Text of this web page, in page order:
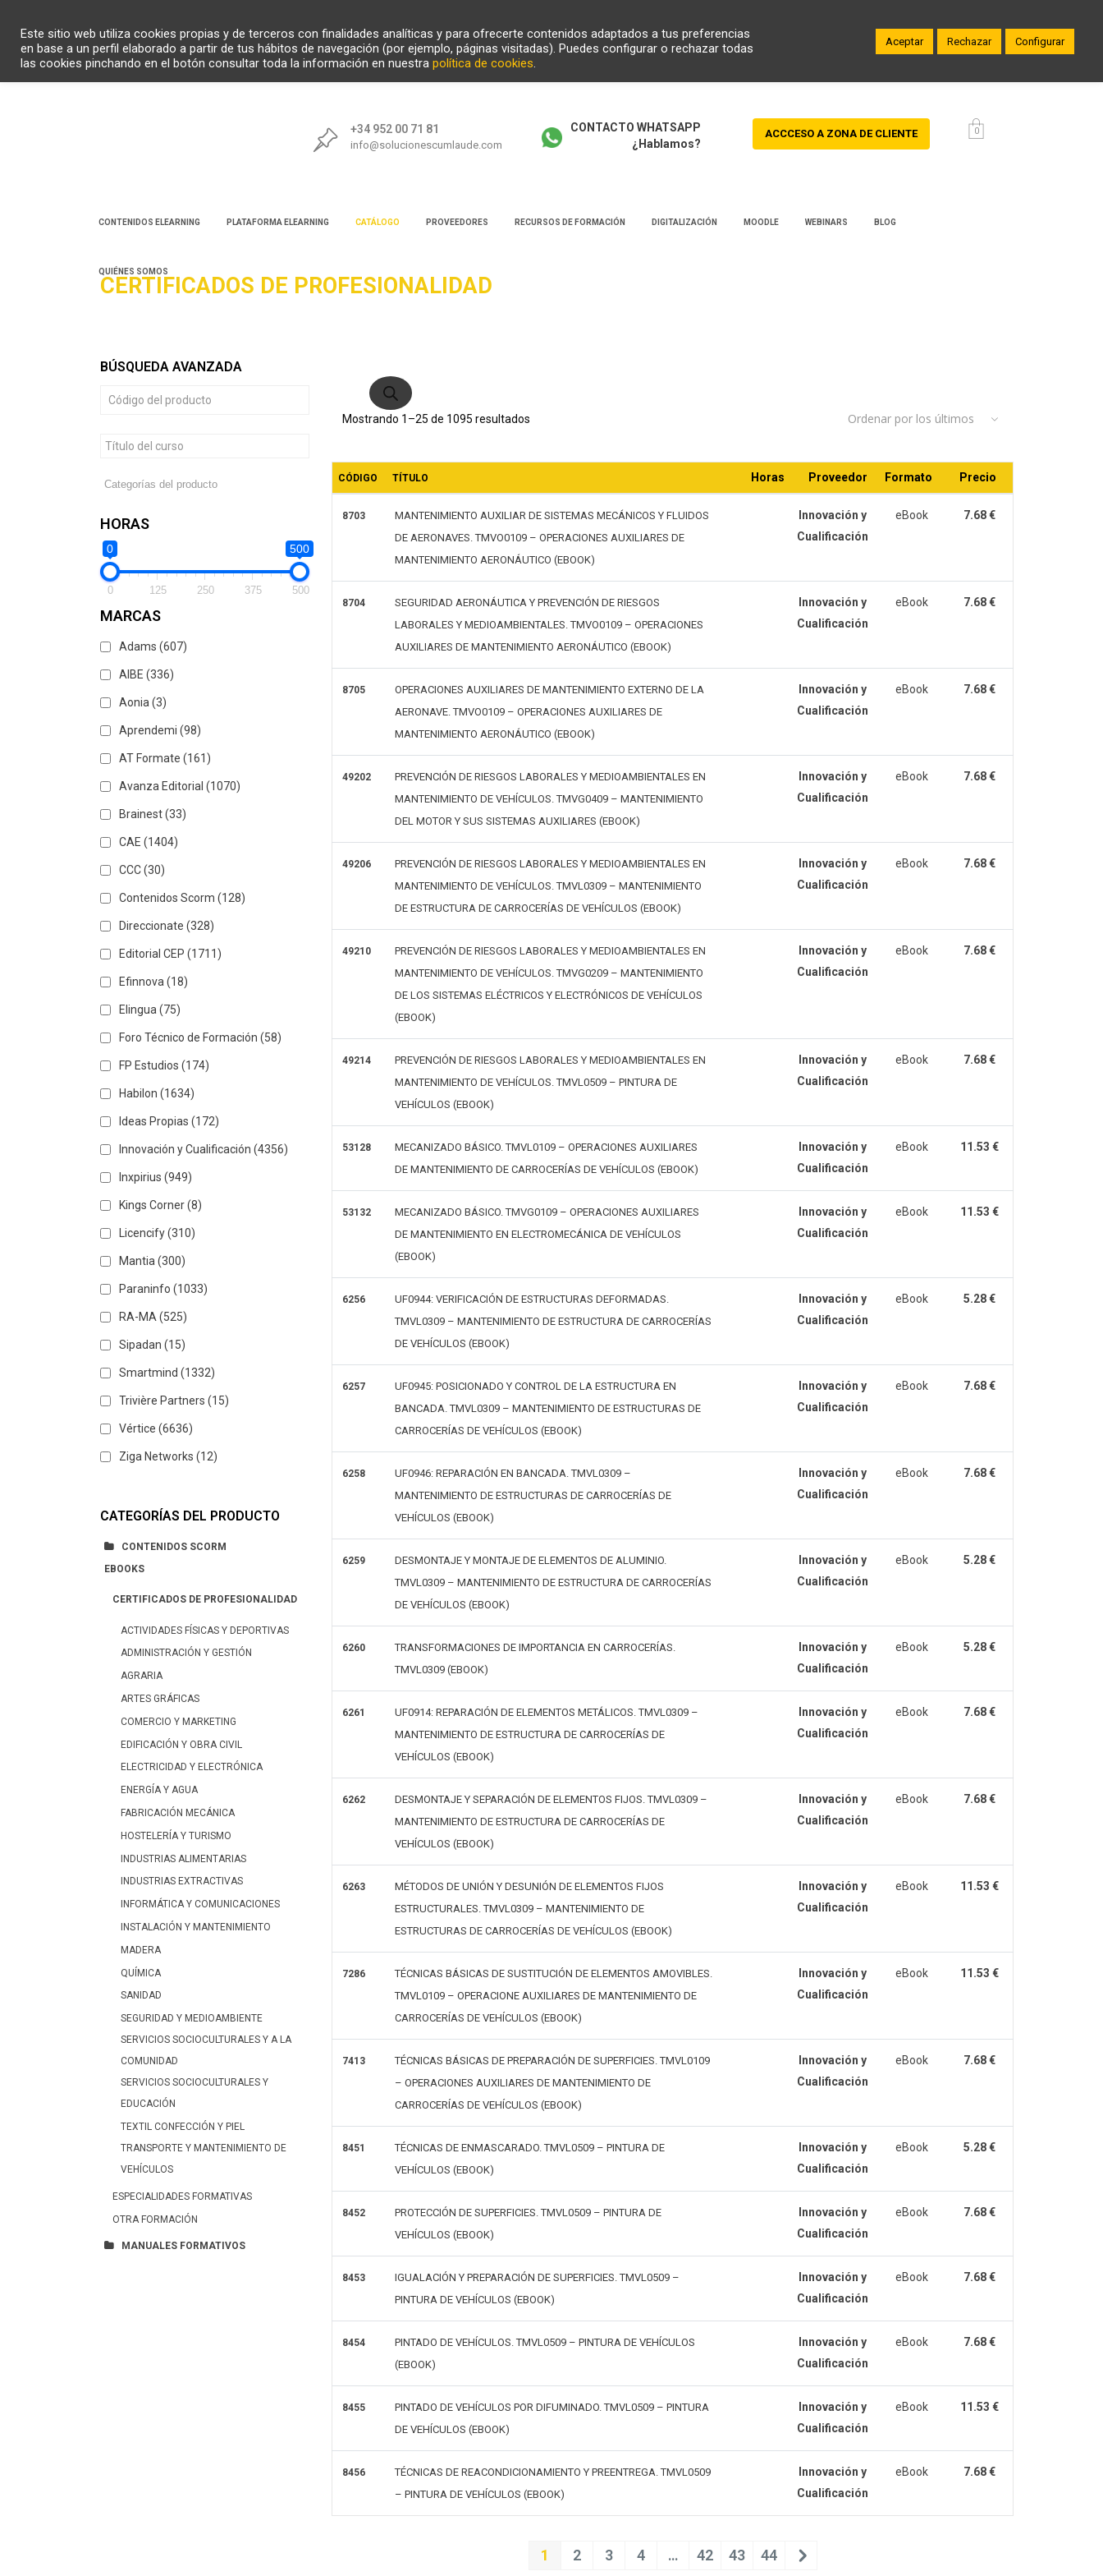
+34 952 00 71 81
info@solucionescumlaude.com
CONTACTO WHATSAPP
¿Hablamos?
ACCCESO A ZONA DE CLIENTE 0
CONTENIDOS ELEARNING PLATAFORMA ELEARNING CATÁLOGO PROVEEDORES RECURSOS DE FORMACIÓN DIGITALIZACIÓN MOODLE WEBINARS BLOG
QUIÉNES SOMOS
CERTIFICADOS DE PROFESIONALIDAD
BÚSQUEDA AVANZADA
HORAS
0 500
0 125 250 375 500
MARCAS
Adams (607)
AIBE (336)
Aonia (3)
Aprendemi (98)
AT Formate (161)
Avanza Editorial (1070)
Brainest(33)
CAE (1404)
CCC(30)
Contenidos Scorm (128)
Direccionate (328)
Editorial CEP (1711)
Efinnova (18)
Elingua (75)
Foro Técnico de Formación (58)
FP Estudios (174)
Habilon (1634)
Ideas Propias (172)
Innovación y Cualificación (4356)
Inxpirius (949)
Kings Corner(8)
Licencify(310)
Mantia (300)
Paraninfo (1033)
RA-MA (525)
Sipadan (15)
Smartmind (1332)
Trivière Partners (15)
Vértice (6636)
Ziga Networks (12)
CATEGORÍAS DEL PRODUCTO
CONTENIDOS SCORM
EBOOKS
CERTIFICADOS DE PROFESIONALIDAD
ACTIVIDADES FÍSICAS Y DEPORTIVAS
ADMINISTRACIÓN Y GESTIÓN
AGRARIA
ARTES GRÁFICAS
COMERCIO Y MARKETING
EDIFICACIÓN Y OBRA CIVIL
ELECTRICIDAD Y ELECTRÓNICA
ENERGÍA Y AGUA
FABRICACIÓN MECÁNICA
HOSTELERÍA Y TURISMO
INDUSTRIAS ALIMENTARIAS
INDUSTRIAS EXTRACTIVAS
INFORMÁTICA Y COMUNICACIONES
INSTALACIÓN Y MANTENIMIENTO
MADERA
QUÍMICA
SANIDAD
SEGURIDAD Y MEDIOAMBIENTE
SERVICIOS SOCIOCULTURALES Y A LA
COMUNIDAD
SERVICIOS SOCIOCULTURALES Y
EDUCACIÓN
TEXTIL CONFECCIÓN Y PIEL
TRANSPORTE Y MANTENIMIENTO DE
VEHÍCULOS
ESPECIALIDADES FORMATIVAS
OTRA FORMACIÓN
MANUALES FORMATIVOS
productos
Mostrando 1–25 de 1095 resultados
los
Ordenar por los últimos
CÓDIGO TÍTULO Horas Proveedor Formato Precio
8703
MANTENIMIENTO AUXILIAR DE SISTEMAS MECÁNICOS Y FLUIDOS
DE AERONAVES. TMVO0109 – OPERACIONES AUXILIARES DE
MANTENIMIENTO AERONÁUTICO (EBOOK)
Innovación y
Cualificación
eBook 7.68 €
8704
SEGURIDAD AERONÁUTICA Y PREVENCIÓN DE RIESGOS
LABORALES Y MEDIOAMBIENTALES. TMVO0109 – OPERACIONES
AUXILIARES DE MANTENIMIENTO AERONÁUTICO (EBOOK)
Innovación y
Cualificación
eBook 7.68 €
8705
OPERACIONES AUXILIARES DE MANTENIMIENTO EXTERNO DE LA
AERONAVE. TMVO0109 – OPERACIONES AUXILIARES DE
MANTENIMIENTO AERONÁUTICO (EBOOK)
Innovación y
Cualificación
eBook 7.68 €
49202
PREVENCIÓN DE RIESGOS LABORALES Y MEDIOAMBIENTALES EN
MANTENIMIENTO DE VEHÍCULOS. TMVG0409 – MANTENIMIENTO
DEL MOTOR Y SUS SISTEMAS AUXILIARES (EBOOK)
Innovación y
Cualificación
eBook 7.68 €
49206
PREVENCIÓN DE RIESGOS LABORALES Y MEDIOAMBIENTALES EN
MANTENIMIENTO DE VEHÍCULOS. TMVL0309 – MANTENIMIENTO
DE ESTRUCTURA DE CARROCERÍAS DE VEHÍCULOS (EBOOK)
Innovación y
Cualificación
eBook 7.68 €
49210
PREVENCIÓN DE RIESGOS LABORALES Y MEDIOAMBIENTALES EN
MANTENIMIENTO DE VEHÍCULOS. TMVG0209 – MANTENIMIENTO
DE LOS SISTEMAS ELÉCTRICOS Y ELECTRÓNICOS DE VEHÍCULOS
(EBOOK)
Innovación y
Cualificación
eBook 7.68 €
49214
PREVENCIÓN DE RIESGOS LABORALES Y MEDIOAMBIENTALES EN
MANTENIMIENTO DE VEHÍCULOS. TMVL0509 – PINTURA DE
VEHÍCULOS (EBOOK)
Innovación y
Cualificación
eBook 7.68 €
53128
MECANIZADO BÁSICO. TMVL0109 – OPERACIONES AUXILIARES
DE MANTENIMIENTO DE CARROCERÍAS DE VEHÍCULOS (EBOOK)
Innovación y
Cualificación
eBook 11.53 €
53132
MECANIZADO BÁSICO. TMVG0109 – OPERACIONES AUXILIARES
DE MANTENIMIENTO EN ELECTROMECÁNICA DE VEHÍCULOS
(EBOOK)
Innovación y
Cualificación
eBook 11.53 €
6256
UF0944: VERIFICACIÓN DE ESTRUCTURAS DEFORMADAS.
TMVL0309 – MANTENIMIENTO DE ESTRUCTURA DE CARROCERÍAS
DE VEHÍCULOS (EBOOK)
Innovación y
Cualificación
eBook 5.28 €
6257
UF0945: POSICIONADO Y CONTROL DE LA ESTRUCTURA EN
BANCADA. TMVL0309 – MANTENIMIENTO DE ESTRUCTURAS DE
CARROCERÍAS DE VEHÍCULOS (EBOOK)
Innovación y
Cualificación
eBook 7.68 €
6258
UF0946: REPARACIÓN EN BANCADA. TMVL0309 –
MANTENIMIENTO DE ESTRUCTURAS DE CARROCERÍAS DE
VEHÍCULOS (EBOOK)
Innovación y
Cualificación
eBook 7.68 €
6259
DESMONTAJE Y MONTAJE DE ELEMENTOS DE ALUMINIO.
TMVL0309 – MANTENIMIENTO DE ESTRUCTURA DE CARROCERÍAS
DE VEHÍCULOS (EBOOK)
Innovación y
Cualificación
eBook 5.28 €
6260
TRANSFORMACIONES DE IMPORTANCIA EN CARROCERÍAS.
TMVL0309 (EBOOK)
Innovación y
Cualificación
eBook 5.28 €
6261
UF0914: REPARACIÓN DE ELEMENTOS METÁLICOS. TMVL0309 –
MANTENIMIENTO DE ESTRUCTURA DE CARROCERÍAS DE
VEHÍCULOS (EBOOK)
Innovación y
Cualificación
eBook 7.68 €
6262
DESMONTAJE Y SEPARACIÓN DE ELEMENTOS FIJOS. TMVL0309 –
MANTENIMIENTO DE ESTRUCTURA DE CARROCERÍAS DE
VEHÍCULOS (EBOOK)
Innovación y
Cualificación
eBook 7.68 €
6263
MÉTODOS DE UNIÓN Y DESUNIÓN DE ELEMENTOS FIJOS
ESTRUCTURALES. TMVL0309 – MANTENIMIENTO DE
ESTRUCTURAS DE CARROCERÍAS DE VEHÍCULOS (EBOOK)
Innovación y
Cualificación
eBook 11.53 €
7286
TÉCNICAS BÁSICAS DE SUSTITUCIÓN DE ELEMENTOS AMOVIBLES.
TMVL0109 – OPERACIONE AUXILIARES DE MANTENIMIENTO DE
CARROCERÍAS DE VEHÍCULOS (EBOOK)
Innovación y
Cualificación
eBook 11.53 €
7413
TÉCNICAS BÁSICAS DE PREPARACIÓN DE SUPERFICIES. TMVL0109
– OPERACIONES AUXILIARES DE MANTENIMIENTO DE
CARROCERÍAS DE VEHÍCULOS (EBOOK)
Innovación y
Cualificación
eBook 7.68 €
8451
TÉCNICAS DE ENMASCARADO. TMVL0509 – PINTURA DE
VEHÍCULOS (EBOOK)
Innovación y
Cualificación
eBook 5.28 €
8452
PROTECCIÓN DE SUPERFICIES. TMVL0509 – PINTURA DE
VEHÍCULOS (EBOOK)
Innovación y
Cualificación
eBook 7.68 €
8453
IGUALACIÓN Y PREPARACIÓN DE SUPERFICIES. TMVL0509 –
PINTURA DE VEHÍCULOS (EBOOK)
Innovación y
Cualificación
eBook 7.68 €
8454
PINTADO DE VEHÍCULOS. TMVL0509 – PINTURA DE VEHÍCULOS
(EBOOK)
Innovación y
Cualificación
eBook 7.68 €
8455
PINTADO DE VEHÍCULOS POR DIFUMINADO. TMVL0509 – PINTURA
DE VEHÍCULOS (EBOOK)
Innovación y
Cualificación
eBook 11.53 €
8456
TÉCNICAS DE REACONDICIONAMIENTO Y PREENTREGA. TMVL0509
– PINTURA DE VEHÍCULOS (EBOOK)
Innovación y
Cualificación
eBook 7.68 €
1 2 3 4 … 42 43 44
Este sitio web utiliza cookies propias y de terceros con finalidades analíticas y para ofrecerte contenidos adaptados a tus preferencias
en base a un perfil elaborado a partir de tus hábitos de navegación (por ejemplo, páginas visitadas). Puedes configurar o rechazar todas
las cookies pinchando en el botón consultar toda la información en nuestra política de cookies.
Aceptar Rechazar Configurar